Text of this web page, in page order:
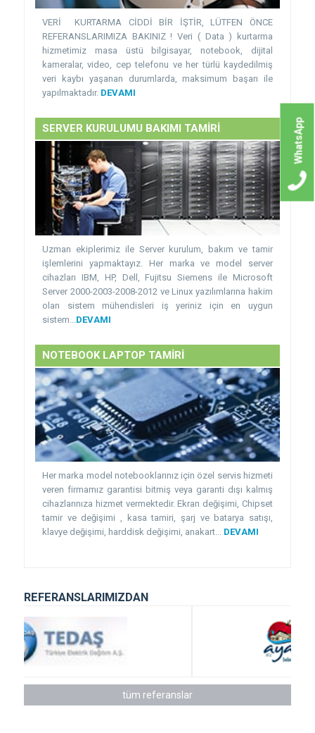
VERİ KURTARMA CİDDİ BİR İŞTİR, LÜTFEN ÖNCE
REFERANSLARIMIZA BAKINIZ ! Veri ( Data ) kurtarma
hizmetimiz masa üstü bilgisayar, notebook, dijital
kameralar, video, cep telefonu ve her türlü kaydedilmiş
veri kaybı yaşanan durumlarda, maksimum başarı ile
yapılmaktadır. DEVAMI
SERVER KURULUMU BAKIMI TAMİRİ
Uzman ekiplerimiz ile Server kurulum, bakım ve tamir
işlemlerini yapmaktayız. Her marka ve model server
cihazları IBM, HP, Dell, Fujitsu Siemens ile Microsoft
Server 2000-2003-2008-2012 ve Linux yazılımlarına hakim
olan sistem mühendisleri iş yeriniz için en uygun
sistem... DEVAMI
NOTEBOOK LAPTOP TAMİRİ
Her marka model notebooklarınız için özel servis hizmeti
veren firmamız garantisi bitmiş veya garanti dışı kalmış
cihazlarınıza hizmet vermektedir. Ekran değişimi, Chipset
tamir ve değişimi , kasa tamiri, şarj ve batarya satışı,
klavye değişimi, harddisk değişimi, anakart... DEVAMI
REFERANSLARIMIZDAN
tüm referanslar
WhatsApp